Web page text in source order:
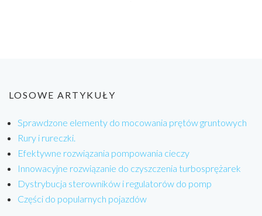
LOSOWE ARTYKUŁY
Sprawdzone elementy do mocowania prętów gruntowych
Rury i rureczki.
Efektywne rozwiązania pompowania cieczy
Innowacyjne rozwiązanie do czyszczenia turbosprężarek
Dystrybucja sterowników i regulatorów do pomp
Części do popularnych pojazdów